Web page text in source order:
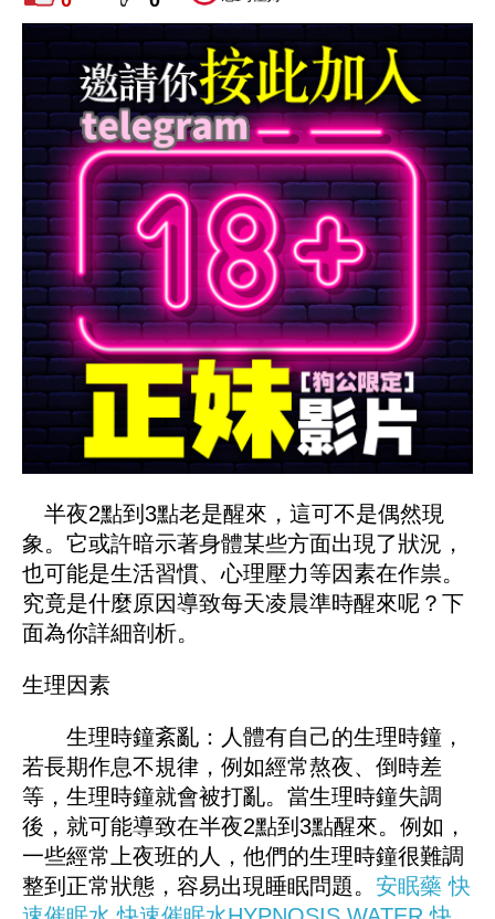
0 0 感到極好
半夜2點到3點老是醒來，這可不是偶然現
象。它或許暗示著身體某些方面出現了狀況，
究竟是什麼原因導致每天凌晨準時醒來呢？下
面為你詳細剖析。
生理因素
生理時鐘紊亂：人體有自己的生理時鐘，
若長期作息不規律，例如經常熬夜、倒時差